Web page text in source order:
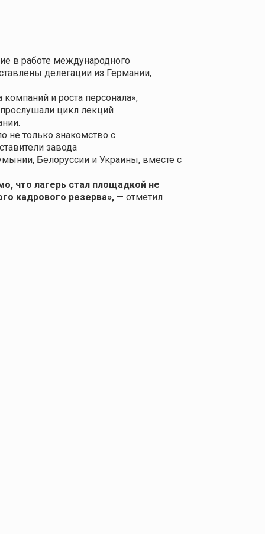
в работе международного
делегации из Германии,
и роста персонала»,
цикл лекций
не только знакомство с
завода
Белоруссии и Украины, вместе с
что лагерь стал площадкой не
кадрового резерва», — отметил